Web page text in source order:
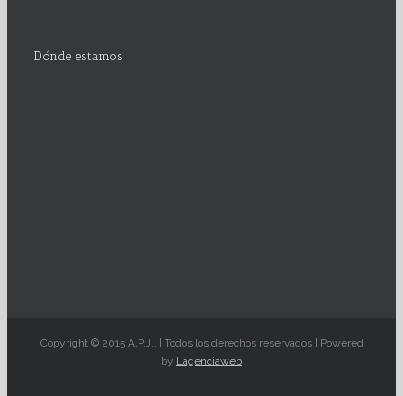
Dónde estamos
Copyright © 2015 A.P.J.. | Todos los derechos reservados | Powered
by Lagenciaweb